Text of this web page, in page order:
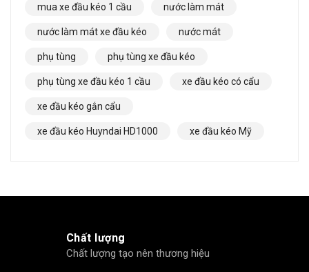
mua xe đầu kéo 1 cầu nước làm mát
nước làm mát xe đầu kéo nước mát
phụ tùng phụ tùng xe đầu kéo
phụ tùng xe đầu kéo 1 cầu xe đầu kéo có cẩu
xe đầu kéo gắn cẩu
xe đầu kéo Huyndai HD1000 xe đầu kéo Mỹ
Chất lượng
Chất lượng tạo nên thương hiệu